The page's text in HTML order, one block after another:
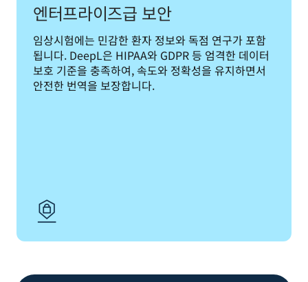
엔터프라이즈급 보안
임상시험에는 민감한 환자 정보와 독점 연구가 포함
됩니다. DeepL은 HIPAA와 GDPR 등 엄격한 데이터
보호 기준을 충족하여, 속도와 정확성을 유지하면서
안전한 번역을 보장합니다.